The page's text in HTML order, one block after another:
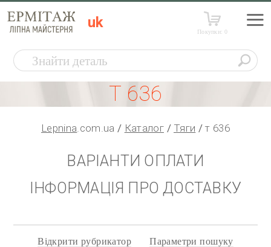
uk
Покупки:0
Т 636
Lepnina.com.ua Каталог Тяги т 636
ВАРІАНТИ ОПЛАТИ
ІНФОРМАЦІЯ ПРО ДОСТАВКУ
Відкрити рубрикатор Параметри пошуку